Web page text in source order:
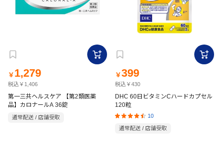
￥ 1,279
税込￥1,406
第一三共ヘルスケア 【第2類医薬
品】カロナールA 36錠
通常配送 / 店舗受取
￥399
税込￥430
DHC 60日ビタミンCハードカプセル
120粒
10
通常配送 / 店舗受取